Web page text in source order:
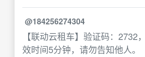
@184256274304
【联动云租车】验证码：2732
效时间5分钟，请勿告知他人。